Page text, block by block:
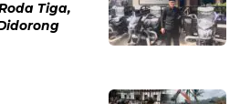
Tiga,